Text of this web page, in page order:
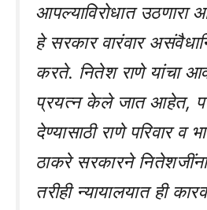
आपल्याविरोधात उठणारा
हे सरकार वारंवार
करते. नितेश राणे यांचा
प्रयत्न केले जात आहेत,
देण्यासाठी राणे परिवार व
ठाकरे सरकारने
तरीही न्यायालयात ही